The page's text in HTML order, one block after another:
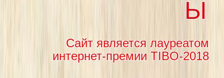
Ы
Сайт является лауреатом
интернет-премии TIBO-2018